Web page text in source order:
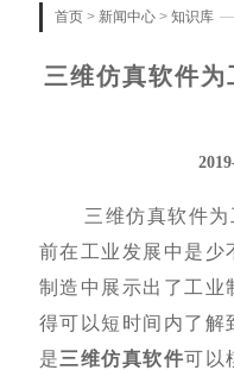
首页> 新闻中心> 知识库
三维仿真软件
三维仿真软件为
前在工业发展中是少
制造中展示出了工业
得可以短时间内了解
是三维仿真软件可以